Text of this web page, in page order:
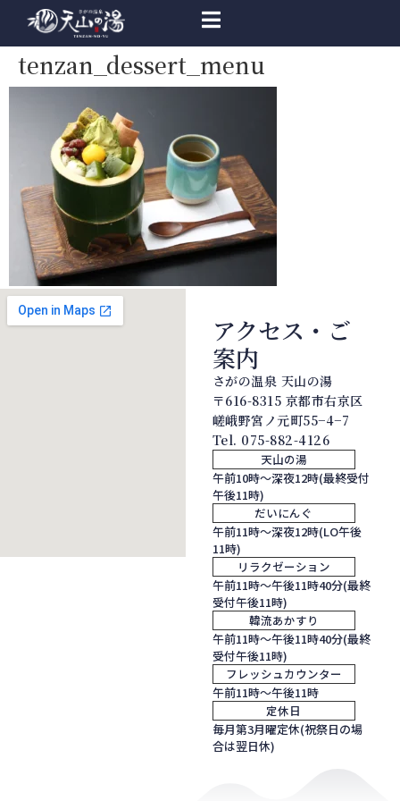
tenzan_dessert_menu
アクセス・ご
案内
さがの温泉 天山の湯
〒616-8315 京都市右京区
嵯峨野宮ノ元町55−4−7
Tel. 075-882-4126
天山の湯
午前10時～深夜12時(最終受付
午後11時)
だいにんぐ
午前11時～深夜12時(LO午後
11時)
リラクゼーション
午前11時～午後11時40分(最終
受付午後11時)
韓流あかすり
午前11時～午後11時40分(最終
受付午後11時)
フレッシュカウンター
午前11時～午後11時
定休日
毎月第3月曜定休(祝祭日の場
合は翌日休)